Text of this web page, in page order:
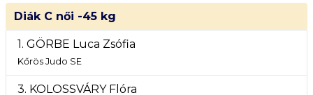
Diák C női -45 kg
1. GÖRBE Luca Zsófia
Kőrös Judo SE
3. KOLOSSVÁRY Flóra